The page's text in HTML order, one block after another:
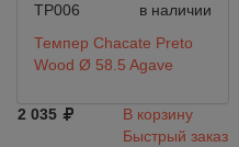
TP006
в наличии
Темпер Chacate Preto
Wood Ø 58.5 Agave
2 035
В корзину
Быстрый заказ